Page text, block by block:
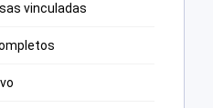
vinculadas